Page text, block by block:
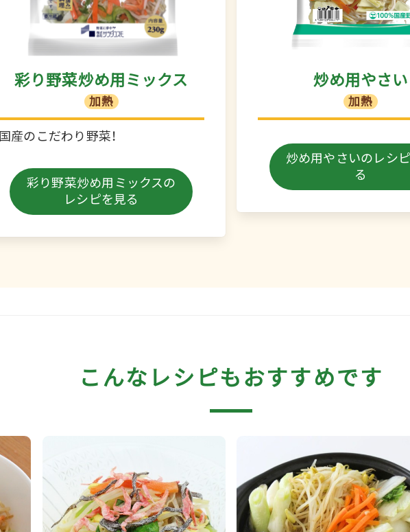
彩り野菜炒め用ミックス
加熱
国産のこだわり野菜！
彩り野菜炒め用ミックスの
レシピを見る
炒め用やさい
加熱
炒め用やさいのレシ
る
こんなレシピもおすすめです